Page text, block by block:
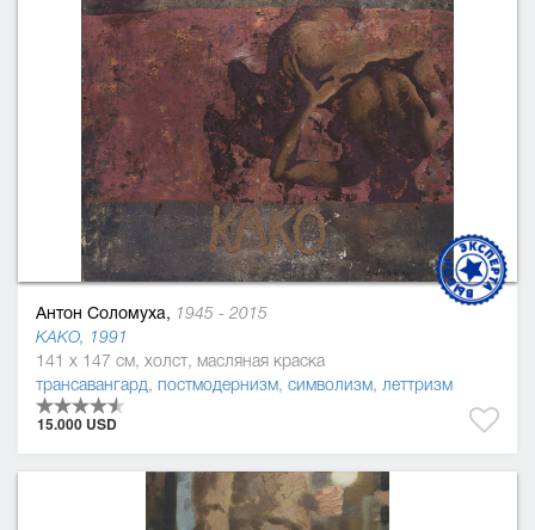
Антон Соломуха, 1945 - 2015
KAKO, 1991
141 x 147 см, холст, масляная краска
трансавангард, постмодернизм, символизм, леттризм
15.000 USD